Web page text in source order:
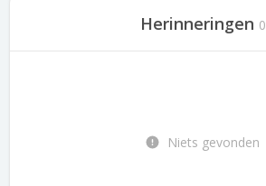
Herinneringen 0
Niets gevonden